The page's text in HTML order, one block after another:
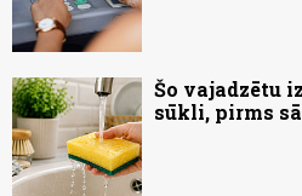
Šo vajadzētu
sūkli, pirms